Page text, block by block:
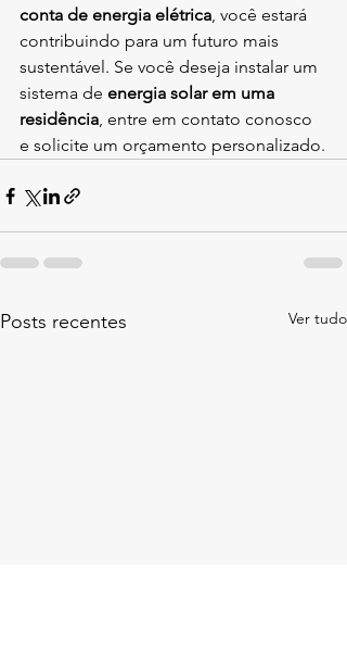
conta de energia elétrica, você estará
contribuindo para um futuro mais
sustentável. Se você deseja instalar um
sistema de energia solar em uma
residência, entre em contato conosco
e solicite um orçamento personalizado.
Posts recentes Ver tudo